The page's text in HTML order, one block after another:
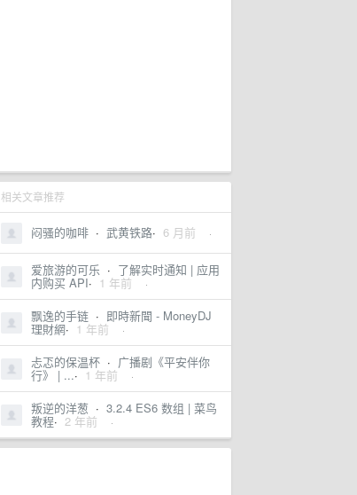
相关文章推荐
闷骚的咖啡 · 武黄铁路· 6 月前 ·
爱旅游的可乐 · 了解实时通知 | 应用
内购买 API· 1 年前 ·
飘逸的手链 · 即時新聞 - MoneyDJ
理財網· 1 年前 ·
忐忑的保温杯 · 广播剧《平安伴你
行》 | ...· 1 年前 ·
叛逆的洋葱 · 3.2.4 ES6 数组 | 菜鸟
教程· 2 年前 ·